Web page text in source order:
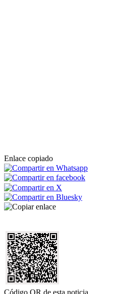
Enlace copiado